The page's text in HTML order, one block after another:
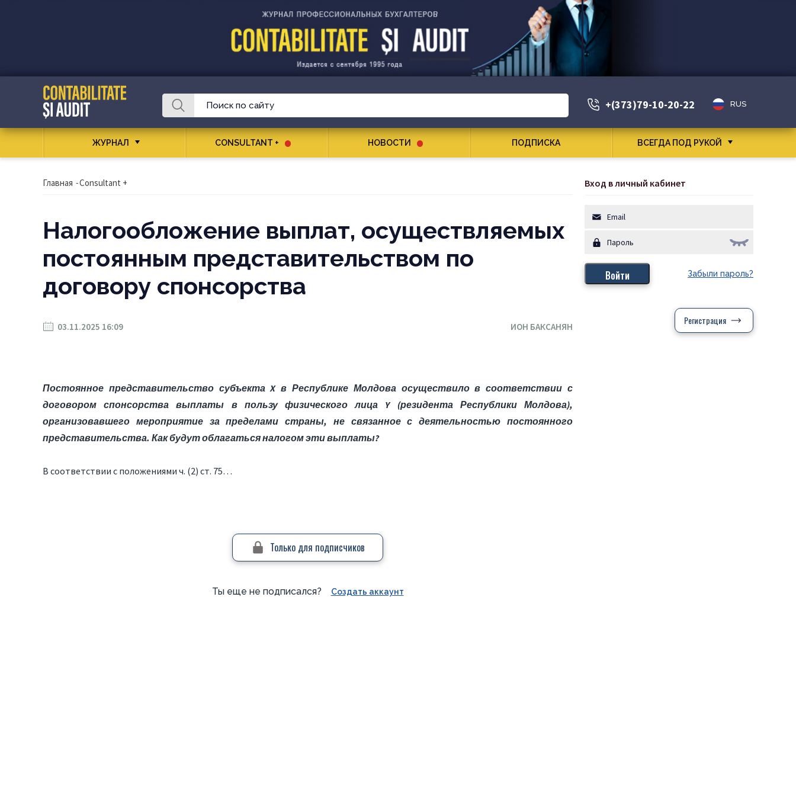
+(373)79-10-20-22 RUS
ЖУРНАЛ CONSULTANT + НОВОСТИ ПОДПИСКА ВСЕГДА ПОД РУКОЙ
Главная -Consultant +
Налогообложение выплат, осуществляемых
постоянным представительством по
договору спонсорства
03.11.2025 16:09 ИОН БАКСАНЯН
Постоянное представительство субъекта X в Республике Молдова осуществило в соответствии с
договором спонсорства выплаты в пользу физического лица Y (резидента Республики Молдова),
организовавшего мероприятие за пределами страны, не связанное с деятельностью постоянного
представительства. Как будут облагаться налогом эти выплаты?
В соответствии с положениями ч. (2) ст. 75…
Только для подписчиков
Ты еще не подписался? Создать аккаунт
Вход в личный кабинет
Забыли пароль?
Регистрация